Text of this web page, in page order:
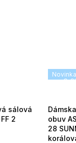
-35% ?
sálová
2
Novinka
obuv
28